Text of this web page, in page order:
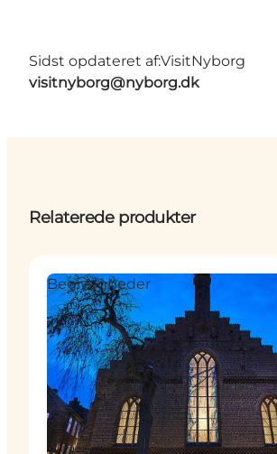
Sidst opdateret af:VisitNyborg
visitnyborg@nyborg.dk
Relaterede produkter
Begivenheder